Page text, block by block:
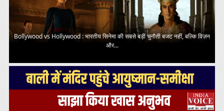
Bollywood vs Hollywood : भारतीय सिनेमा की सबसे बड़ी चुनौती बजट नहीं, बल्कि विज़न
और...